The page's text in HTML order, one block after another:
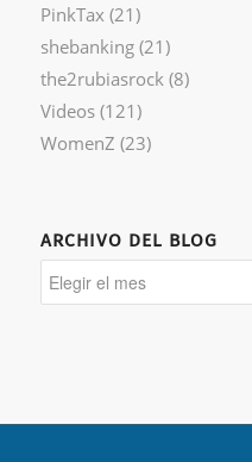
PinkTax (21)
shebanking(21)
the2rubiasrock (8)
Videos(121)
WomenZ (23)
ARCHIVO DEL BLOG